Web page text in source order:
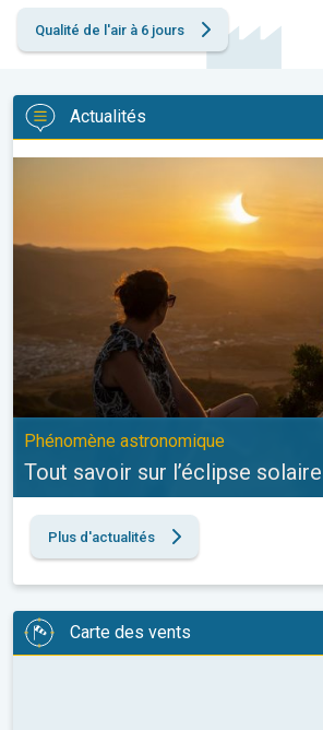
Qualité de l'air à 6 jours
Actualités
Phénomène astronomique
Tout savoir sur l’éclipse
Plus d'actualités
Carte des vents